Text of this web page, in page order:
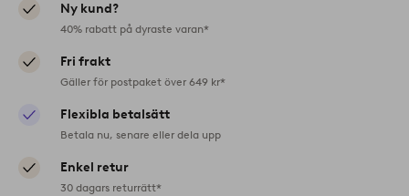
Ny kund?
40% rabatt på dyraste varan*
Fri frakt
Gäller för postpaket över 649 kr*
Flexibla betalsätt
Betala nu, senare eller dela upp
Enkel retur
30 dagars returrätt*